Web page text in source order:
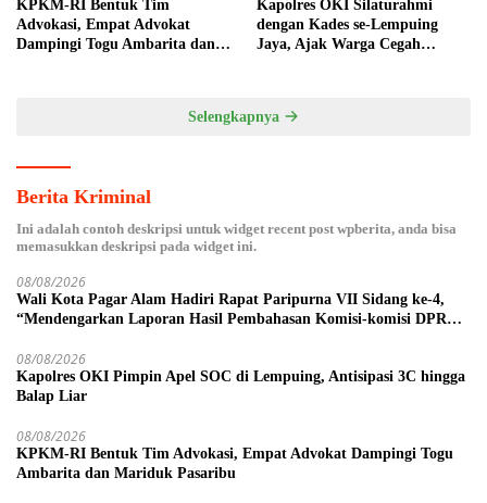
KPKM-RI Bentuk Tim
Advokasi, Empat Advokat
Dampingi Togu Ambarita dan
Kapolres OKI Silaturahmi
dengan Kades se-Lempuing
Jaya, Ajak Warga Cegah
Selengkapnya
Berita Kriminal
Ini adalah contoh deskripsi untuk widget recent post wpberita, anda bisa
memasukkan deskripsi pada widget ini.
08/08/2026
Wali Kota Pagar Alam Hadiri Rapat Paripurna VII Sidang ke-4,
“Mendengarkan Laporan Hasil Pembahasan Komisi-komisi DPRD
08/08/2026
Kapolres OKI Pimpin Apel SOC di Lempuing, Antisipasi 3C hingga
Balap Liar
08/08/2026
KPKM-RI Bentuk Tim Advokasi, Empat Advokat Dampingi Togu
Ambarita dan Mariduk Pasaribu